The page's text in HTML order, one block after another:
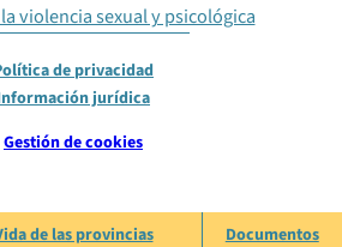
de las provincias Documentos
violencia sexual y psicológica
de privacidad
jurídica
Gestión de cookies